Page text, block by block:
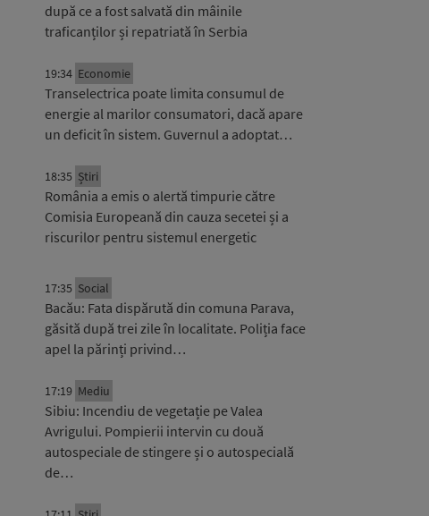
după ce a fost salvată din mâinile
traficanților și repatriată în Serbia
19:34 Economie
Transelectrica poate limita consumul de
energie al marilor consumatori, dacă apare
un deficit în sistem. Guvernul a adoptat…
18:35 Știri
România a emis o alertă timpurie către
Comisia Europeană din cauza secetei și a
riscurilor pentru sistemul energetic
17:35 Social
Bacău: Fata dispărută din comuna Parava,
găsită după trei zile în localitate. Poliția face
apel la părinți privind…
17:19 Mediu
Sibiu: Incendiu de vegetație pe Valea
Avrigului. Pompierii intervin cu două
autospeciale de stingere și o autospecială
de…